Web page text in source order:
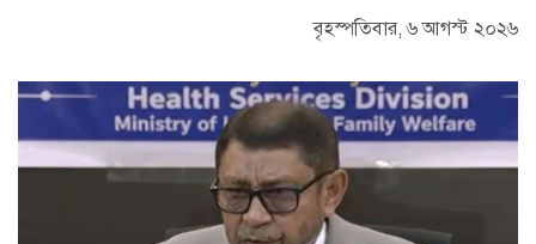
বৃহস্পতিবার, ৬ আগস্ট ২০২৬